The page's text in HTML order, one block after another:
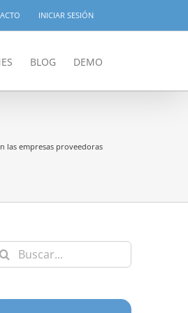
INICIAR SESIÓN
BLOG DEMO
las empresas proveedoras